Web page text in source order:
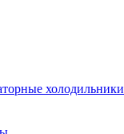
холодильники